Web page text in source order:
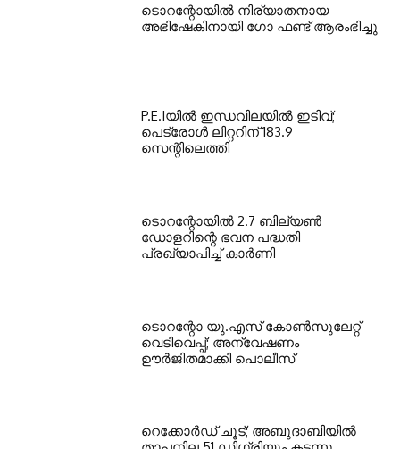
ടൊറന്റോയില്‍ നിര്യാതനായ
അഭിഷേകിനായി ഗോ ഫണ്ട് ആരംഭിച്ചു
P.E.Iയില്‍ ഇന്ധവിലയില്‍ ഇടിവ്;
പെട്രോള്‍ ലിറ്ററിന് 183.9
സെന്റിലെത്തി
ടൊറന്റോയില്‍ 2.7 ബില്യണ്‍
ഡോളറിന്റെ ഭവന പദ്ധതി
പ്രഖ്യാപിച്ച് കാര്‍ണി
ടൊറന്റോ യു.എസ് കോണ്‍സുലേറ്റ്
വെടിവെപ്പ്; അന്വേഷണം
ഊര്‍ജിതമാക്കി പൊലീസ്
റെക്കോര്‍ഡ് ചൂട്; അബുദാബിയില്‍